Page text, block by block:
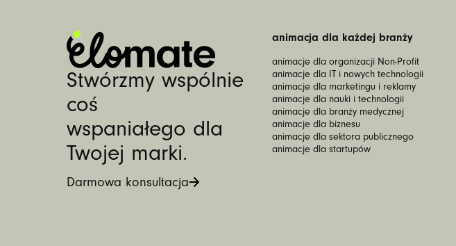
Stwórzmy wspólnie
coś
wspaniałego dla
Twojej marki.
Darmowa konsultacja
animacja dla każdej branży
animacje dla organizacji Non-Profit
animacje dla IT i nowych technologii
animacje dla marketingu i reklamy
animacje dla nauki i technologii
animacje dla branży medycznej
animacje dla biznesu
animacje dla sektora publicznego
animacje dla startupów